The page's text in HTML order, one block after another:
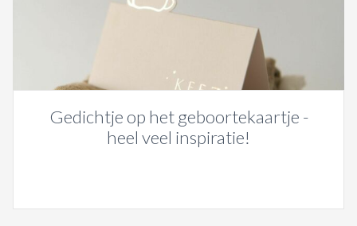
Gedichtje op het geboortekaartje -
heel veel inspiratie!